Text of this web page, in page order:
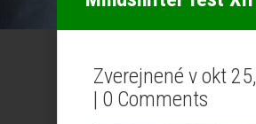
Zverejnené v okt
| 0 Comments